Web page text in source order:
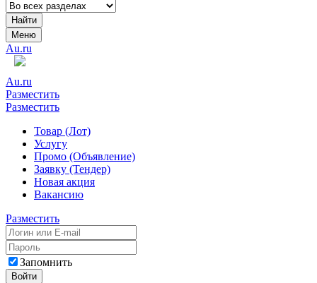
Найти
Меню
Au.ru
Au.ru
Разместить
Разместить
Товар (Лот)
Услугу
Промо (Объявление)
Заявку (Тендер)
Новая акция
Вакансию
Разместить
Запомнить
Войти